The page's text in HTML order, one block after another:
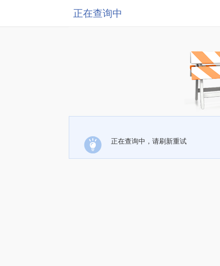
正在查询中
正在查询中，请刷新重试